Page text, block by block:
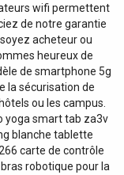
wifi permettent
de notre garantie
acheteur ou
heureux de
de smartphone 5g
la sécurisation de
ou les campus.
yoga smart tab za3v
blanche tablette
carte de contrôle
robotique pour la